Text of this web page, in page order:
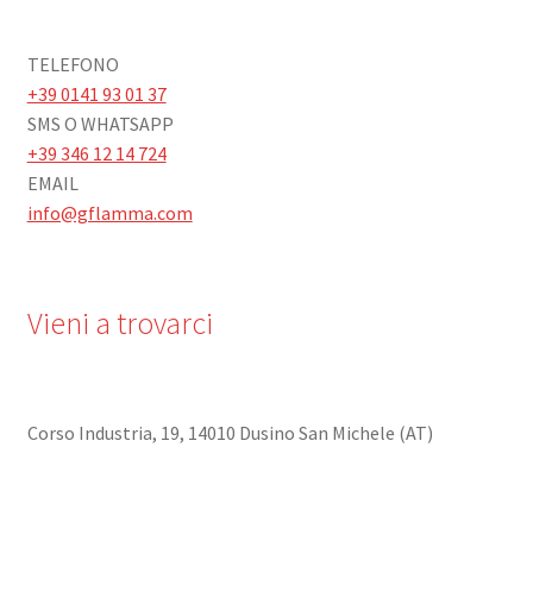
TELEFONO
+39 0141 93 01 37
SMS O WHATSAPP
+39 346 12 14 724
EMAIL
info@gflamma.com
Vieni a trovarci
Corso Industria, 19, 14010 Dusino San Michele (AT)